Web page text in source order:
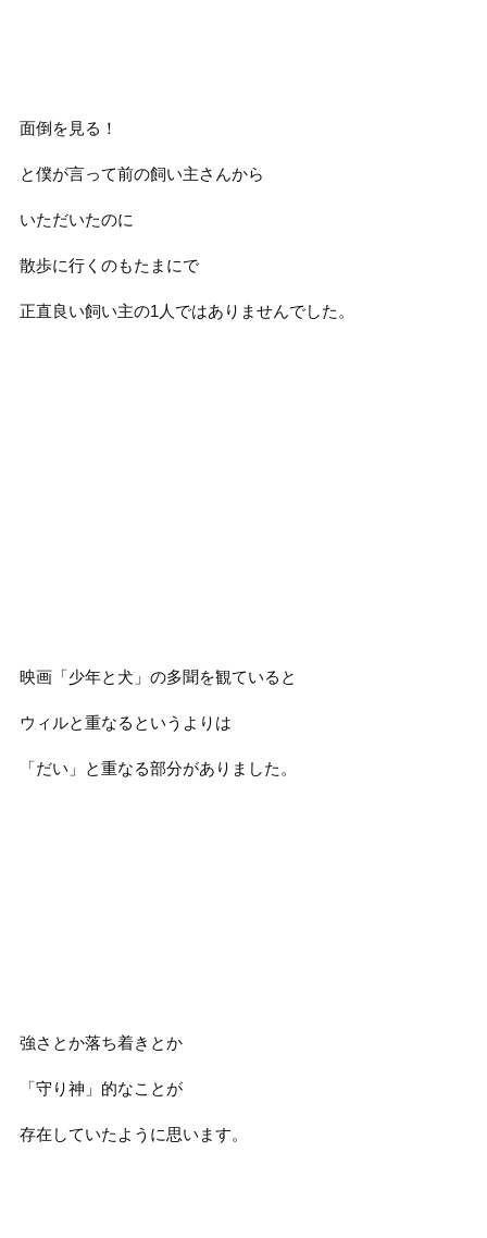
面倒を見る！
と僕が言って前の飼い主さんから
いただいたのに
散歩に行くのもたまにで
正直良い飼い主の1人ではありませんでした。
映画「少年と犬」の多聞を観ていると
ウィルと重なるというよりは
「だい」と重なる部分がありました。
強さとか落ち着きとか
「守り神」的なことが
存在していたように思います。